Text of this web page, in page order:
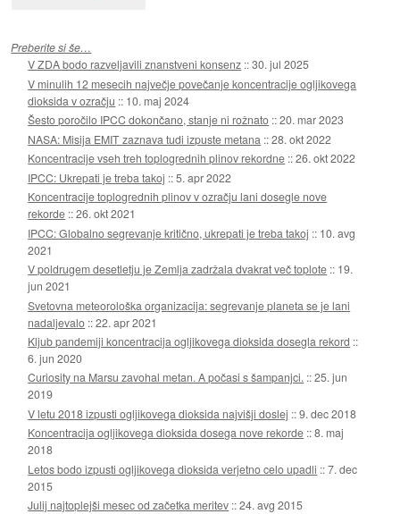
Preberite si še…
V ZDA bodo razveljavili znanstveni konsenz ::30. jul 2025
V minulih 12 mesecih največje povečanje koncentracije ogljikovega
dioksida v ozračju :: 10. maj 2024
Šesto poročilo IPCC dokončano, stanje ni rožnato ::20. mar 2023
NASA: Misija EMIT zaznava tudi izpuste metana ::28. okt 2022
Koncentracije vseh treh toplogrednih plinov rekordne ::26. okt 2022
IPCC: Ukrepati je treba takoj ::5. apr 2022
Koncentracije toplogrednih plinov v ozračju lani dosegle nove
rekorde ::26. okt 2021
IPCC: Globalno segrevanje kritično, ukrepati je treba takoj :: 10. avg
2021
V poldrugem desetletju je Zemlja zadržala dvakrat več toplote :: 19.
jun 2021
Svetovna meteorološka organizacija: segrevanje planeta se je lani
nadaljevalo ::22. apr 2021
Kljub pandemiji koncentracija ogljikovega dioksida dosegla rekord ::
6. jun 2020
Curiosity na Marsu zavohal metan. A počasi s šampanjci. ::25. jun
2019
V letu 2018 izpusti ogljikovega dioksida najvišji doslej ::9. dec 2018
Koncentracija ogljikovega dioksida dosega nove rekorde ::8. maj
2018
Letos bodo izpusti ogljikovega dioksida verjetno celo upadli ::7. dec
2015
Julij najtoplejši mesec od začetka meritev ::24. avg 2015